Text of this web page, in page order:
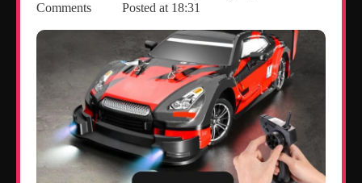
Comments
Posted at 18:31